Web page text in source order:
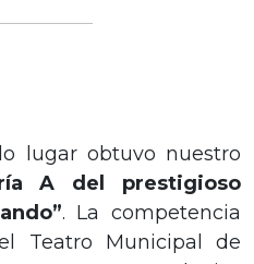
lugar obtuvo nuestro
A del prestigioso
. La competencia
Teatro Municipal de